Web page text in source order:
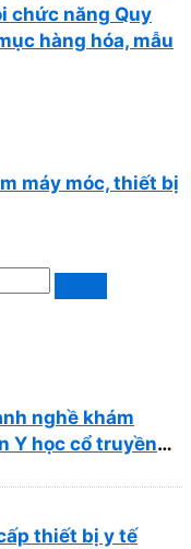
chức năng Quy
hàng hóa, mẫu
máy móc, thiết bị
nghề khám
Y học cổ truyền
thiết bị y tế